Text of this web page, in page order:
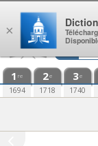
Aller au contenu
1 re
1694
2e
1718
3e
1740
×